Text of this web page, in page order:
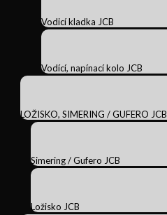
Vodicí kladka JCB
Vodící, napínací kolo JCB
LOŽISKO, SIMERING / GUFERO JCB
Simering / Gufero JCB
Ložisko JCB